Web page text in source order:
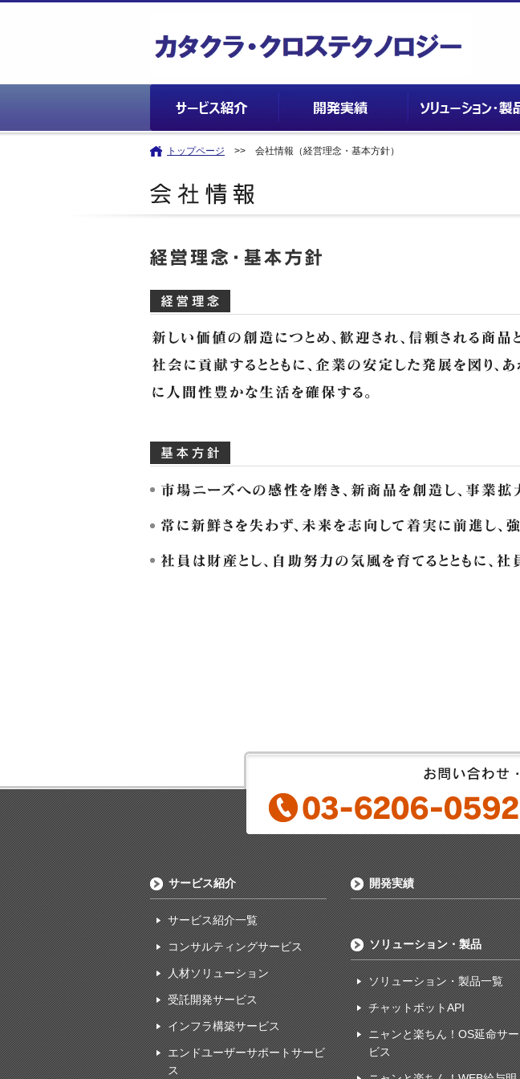
トップページ >> 会社情報（経営理念・基本方針）
サービス紹介
サービス紹介一覧
コンサルティングサービス
人材ソリューション
受託開発サービス
インフラ構築サービス
エンドユーザーサポートサービ
ス
開発実績
ソリューション・製品
ソリューション・製品一覧
チャットボットAPI
ニャンと楽ちん！OS延命サー
ビス